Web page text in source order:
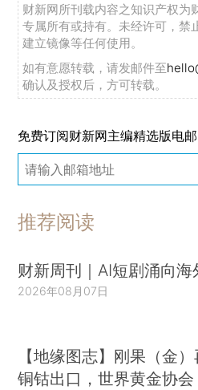
财新网所刊载内容之知识产权为
专属所有或持有。未经许可，禁
建立镜像等任何使用。
如有意愿转载，请发邮件至
确认及授权后，方可转载。
免费订阅财新网主编精选版电邮
推荐阅读
财新周刊｜AI短剧涌向海
2026年08月07日
【地缘图志】刚果（金
铜钴出口，世界黄金协会